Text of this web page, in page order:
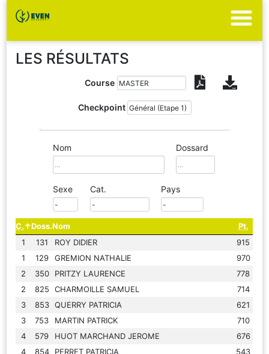
LES RÉSULTATS
Course
Checkpoint
Nom Dossard
Sexe Cat. Pays
C. Doss.Nom
Pt.
1
131 ROY DIDIER
915
1
129 GREMION NATHALIE
970
2
350 PRITZY LAURENCE
778
2
825 CHARMOILLE SAMUEL
714
3
853 QUERRY PATRICIA
621
3
753 MARTIN PATRICK
710
4
579 HUOT MARCHAND JEROME
676
4
854 PERRET PATRICIA
543